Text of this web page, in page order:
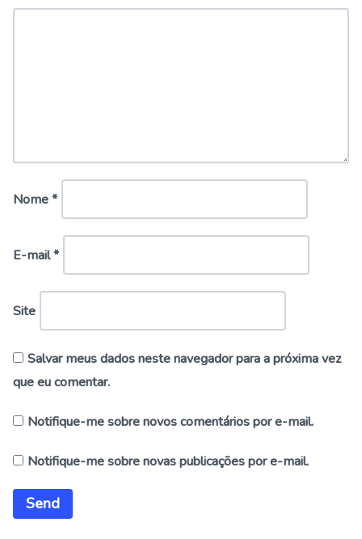
Nome*
E-mail*
Site
Salvar meus dados neste navegador para a próxima vez
que eu comentar.
Notifique-me sobre novos comentários por e-mail.
Notifique-me sobre novas publicações por e-mail.